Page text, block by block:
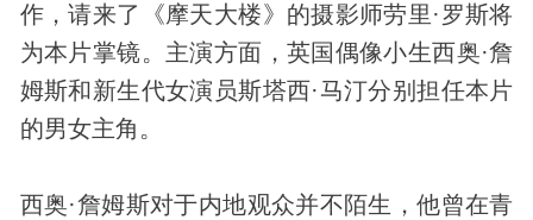
作，请来了《摩天大楼》的摄影师劳里·罗斯将
为本片掌镜。主演方面，英国偶像小生西奥·詹
姆斯和新生代女演员斯塔西·马汀分别担任本片
的男女主角。
西奥·詹姆斯对于内地观众并不陌生，他曾在青